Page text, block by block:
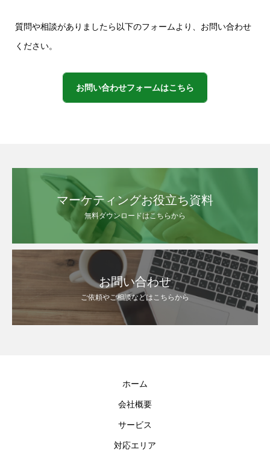
質問や相談がありましたら以下のフォームより、お問い合わせ
ください。
お問い合わせフォームはこちら
マーケティングお役立ち資料
無料ダウンロードはこちらから
お問い合わせ
ご依頼やご相談などはこちらから
ホーム
会社概要
サービス
対応エリア